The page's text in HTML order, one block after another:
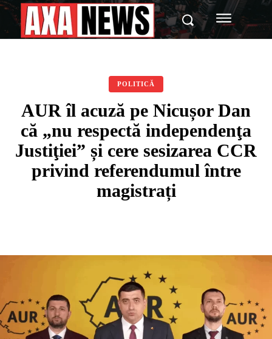
POLITICĂ
AUR îl acuză pe Nicușor Dan
că „nu respectă independenţa
Justiţiei” și cere sesizarea CCR
privind referendumul între
magistrați